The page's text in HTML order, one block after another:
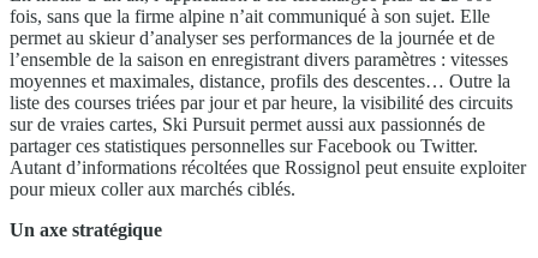
fois, sans que la firme alpine n’ait communiqué à son sujet. Elle
permet au skieur d’analyser ses performances de la journée et de
l’ensemble de la saison en enregistrant divers paramètres : vitesses
moyennes et maximales, distance, profils des descentes… Outre la
liste des courses triées par jour et par heure, la visibilité des circuits
sur de vraies cartes, Ski Pursuit permet aussi aux passionnés de
partager ces statistiques personnelles sur Facebook ou Twitter.
Autant d’informations récoltées que Rossignol peut ensuite exploiter
pour mieux coller aux marchés ciblés.
Un axe stratégique